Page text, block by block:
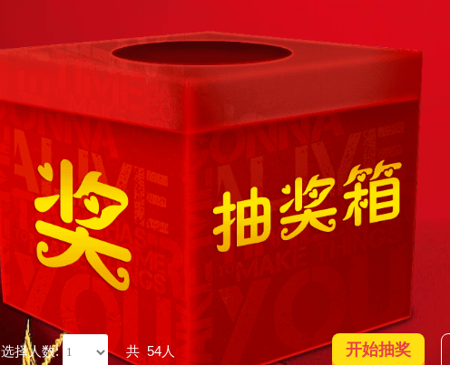
选择人数: 共54人 开始抽奖